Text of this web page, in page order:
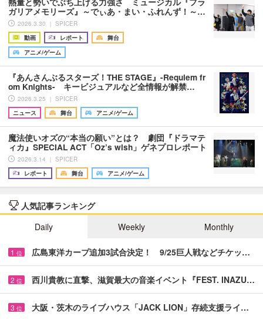
ガリアメモリーズ』～でぃあ・まい・ふれんず！～…
2026.3.30 ｜ SPICER
動画
レポート
舞台
アニメ/ゲーム
『あんさんぶるスターズ！THE STAGE』-Requiem fr
om Knights- キービジュアルなど全情報が解禁…
2026.3.25 ｜ SPICER
ニュース
舞台 アニメ/ゲーム
魔法使いオズの“本当の願い”とは？ 劇団『ドラマテ
ィカ』SPECIAL ACT「Oz’s wish」ゲネプロレポート
2026.3.14 ｜ SPICER
レポート
舞台 アニメ/ゲーム
人気記事ランキング
Daily
Weekly Monthly
1 位 広島東洋カープ追加3試合決定！ 9/25巨人戦などチケッ…
2 位 西川貴教に直撃、滋賀最大の音楽イベント『FEST. INAZU…
3 位 大阪・茨木のライブハウス「JACK LION」存続支援ライ…